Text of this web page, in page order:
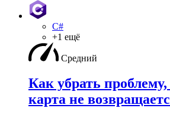
C#
+1 ещё
Средний
Как убрать
карта не